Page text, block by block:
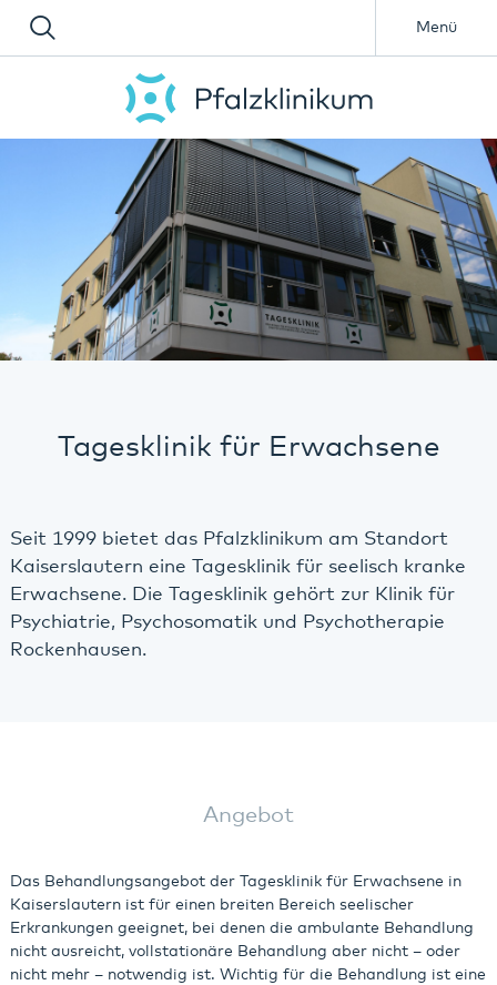
Menü
Tagesklinik für Erwachsene
Seit 1999 bietet das Pfalzklinikum am Standort
Kaiserslautern eine Tagesklinik für seelisch kranke
Erwachsene. Die Tagesklinik gehört zur Klinik für
Psychiatrie, Psychosomatik und Psychotherapie
Rockenhausen.
Angebot
Das Behandlungsangebot der Tagesklinik für Erwachsene in
Kaiserslautern ist für einen breiten Bereich seelischer
Erkrankungen geeignet, bei denen die ambulante Behandlung
nicht ausreicht, vollstationäre Behandlung aber nicht – oder
nicht mehr – notwendig ist. Wichtig für die Behandlung ist eine